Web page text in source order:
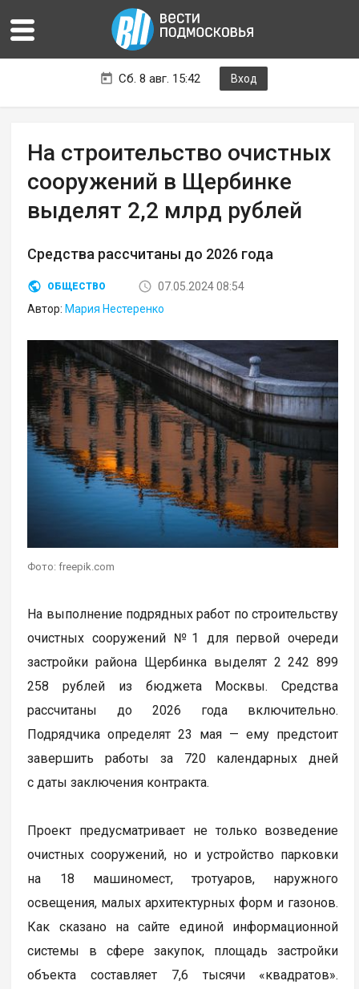
Сб. 8 авг. 15:42 Вход
На строительство очистных
сооружений в Щербинке
выделят 2,2 млрд рублей
Средства рассчитаны до 2026 года
ОБЩЕСТВО
07.05.2024 08:54
Автор: Мария Нестеренко
Фото: freepik.com
На выполнение подрядных работ по строительству
очистных сооружений №1 для первой очереди
застройки района Щербинка выделят 2 242 899
258 рублей из бюджета Москвы. Средства
рассчитаны до 2026 года включительно.
Подрядчика определят 23 мая — ему предстоит
завершить работы за 720 календарных дней
с даты заключения контракта.
Проект предусматривает не только возведение
очистных сооружений, но и устройство парковки
на 18 машиномест, тротуаров, наружного
освещения, малых архитектурных форм и газонов.
Как сказано на сайте единой информационной
системы в сфере закупок, площадь застройки
объекта составляет 7,6 тысячи «квадратов».